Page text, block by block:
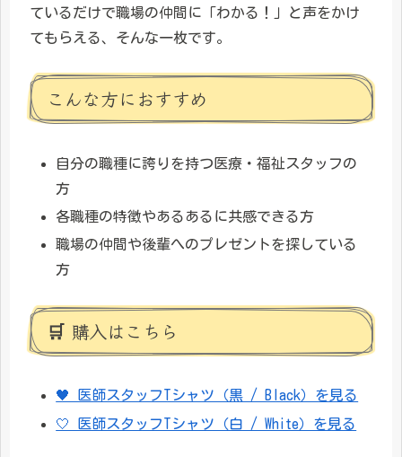
ているだけで職場の仲間に「わかる！」と声をかけ
てもらえる、そんな一枚です。
こんな方におすすめ
自分の職種に誇りを持つ医療・福祉スタッフの
方
各職種の特徴やあるあるに共感できる方
職場の仲間や後輩へのプレゼントを探している
方
🛒 購入はこちら
🖤 医師スタッフTシャツ（黒 / Black）を見る
🤍 医師スタッフTシャツ（白 / White）を見る